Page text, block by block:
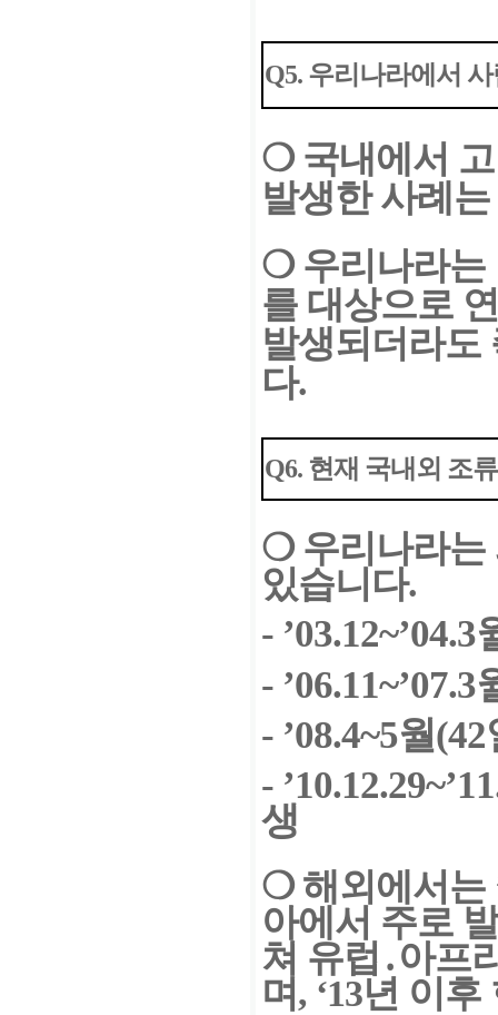
Q5. 우리나라에서
❍ 국내에서
발생한 사례는
❍우리나라는
를 대상으로
발생되더라도
다.
Q6. 현재 국내외 조
❍ 우리나라는
있습니다.
-
-
- ’08.4~5월
-
생
❍해외에서는
아에서 주로
쳐 유럽 ․아프
며, ‘13년 이후